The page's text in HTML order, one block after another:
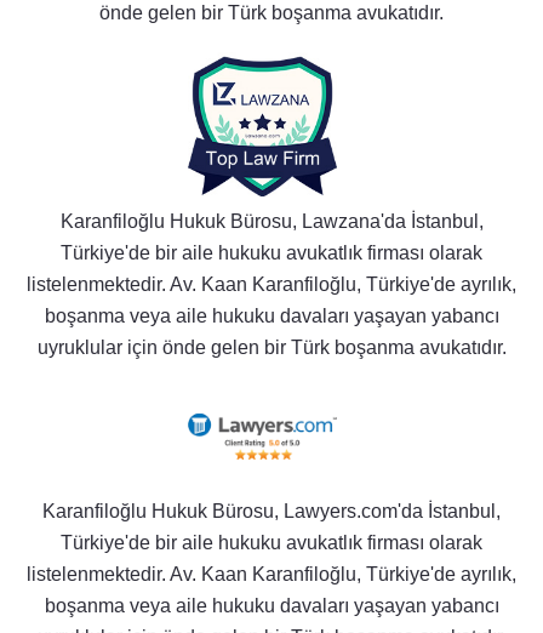
önde gelen bir Türk boşanma avukatıdır.
Karanfiloğlu Hukuk Bürosu, Lawzana'da İstanbul,
Türkiye'de bir aile hukuku avukatlık firması olarak
listelenmektedir. Av. Kaan Karanfiloğlu, Türkiye'de ayrılık,
boşanma veya aile hukuku davaları yaşayan yabancı
uyruklular için önde gelen bir Türk boşanma avukatıdır.
Karanfiloğlu Hukuk Bürosu, Lawyers.com'da İstanbul,
Türkiye'de bir aile hukuku avukatlık firması olarak
listelenmektedir. Av. Kaan Karanfiloğlu, Türkiye'de ayrılık,
boşanma veya aile hukuku davaları yaşayan yabancı